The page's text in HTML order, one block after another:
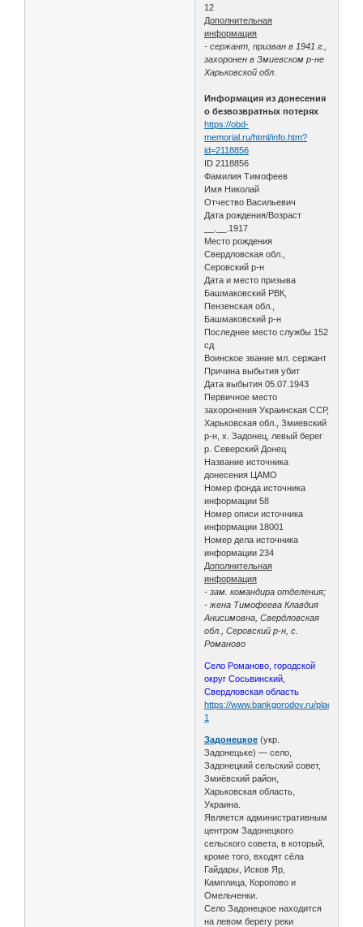
12
Дополнительная
информация
- сержант, призван в 1941 г.,
захоронен в Змиевском р-не
Харьковской обл.
Информация из донесения
о безвозвратных потерях
https://obd-
memorial.ru/html/info.htm?
id=2118856
ID 2118856
Фамилия Тимофеев
Имя Николай
Отчество Васильевич
Дата рождения/Возраст
__.__.1917
Место рождения
Свердловская обл.,
Серовский р-н
Дата и место призыва
Башмаковский РВК,
Пензенская обл.,
Башмаковский р-н
Последнее место службы 152
сд
Воинское звание мл. сержант
Причина выбытия убит
Дата выбытия 05.07.1943
Первичное место
захоронения Украинская ССР,
Харьковская обл., Змиевский
р-н, х. Задонец, левый берег
р. Северский Донец
Название источника
донесения ЦАМО
Номер фонда источника
информации 58
Номер описи источника
информации 18001
Номер дела источника
информации 234
Дополнительная
информация
- зам. командира отделения;
- жена Тимофеева Клавдия
Анисимовна, Свердловская
обл., Серовский р-н, с.
Романово
Село Романово, городской
округ Сосьвинский,
Свердловская область
https://www.bankgorodov.ru/place/
1
Задонецкое (укр.
Задонецьке) — село,
Задонецкий сельский совет,
Змиёвский район,
Харьковская область,
Украина.
Является административным
центром Задонецкого
сельского совета, в который,
кроме того, входят сёла
Гайдары, Исков Яр,
Камплица, Коропово и
Омельченки.
Село Задонецкое находится
на левом берегу реки